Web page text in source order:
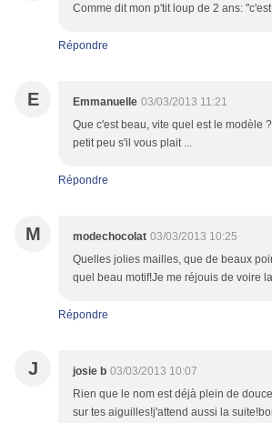
Comme dit mon p'tit loup de 2 ans:
Répondre
E Emmanuelle 03/03/2013 11:21
Que c'est beau, vite quel est le modèle
petit peu s'il vous plait ...
Répondre
M modechocolat 03/03/2013 10:25
Quelles jolies mailles, que de beaux
quel beau motif!Je me réjouis de voire
Répondre
J josie b 03/03/2013 10:07
Rien que le nom est déjà plein de
sur tes aiguilles!j'attend aussi la